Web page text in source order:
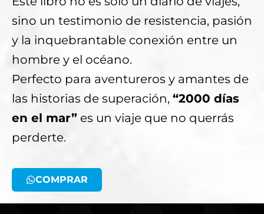
sino un testimonio de resistencia, pasión
y la inquebrantable conexión entre un
hombre y el océano.
Perfecto para aventureros y amantes de
las historias de superación, “2000 días
en el mar” es un viaje que no querrás
perderte.
COMPRAR